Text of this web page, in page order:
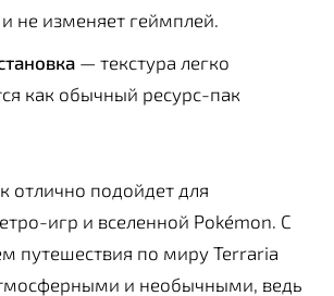
не изменяет геймплей.
— текстура легко
как обычный ресурс-пак
отлично подойдет для
игр и вселенной Pokémon. С
путешествия по миру Terraria
и необычными, ведь